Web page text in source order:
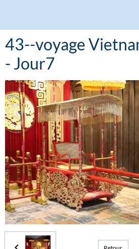
43--voyage
- Jour7